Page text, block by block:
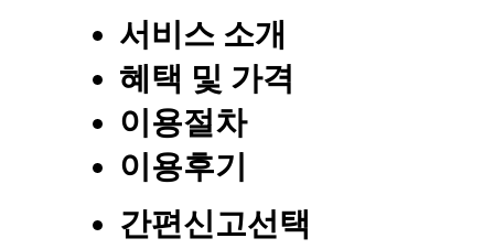
서비스 소개
혜택 및 가격
이용절차
이용후기
간편신고선택